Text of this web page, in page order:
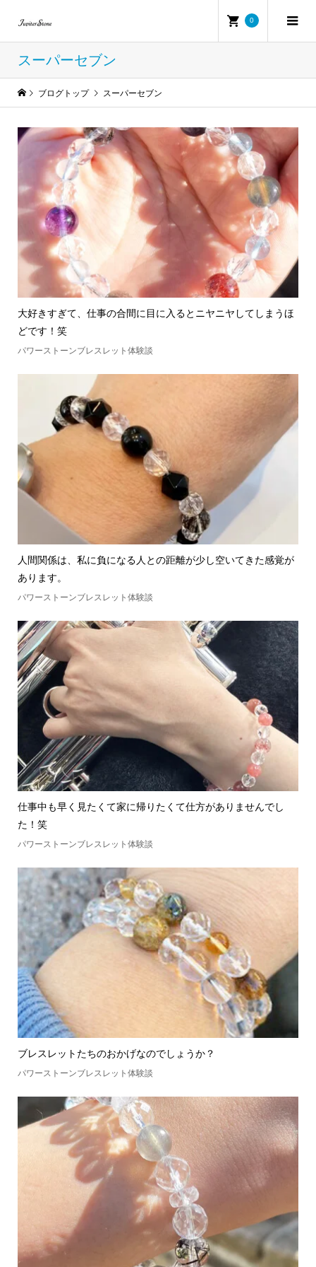
0
スーパーセブン
ブログトップ スーパーセブン
大好きすぎて、仕事の合間に目に入るとニヤニヤしてしまうほ
どです！笑
パワーストーンブレスレット体験談
人間関係は、私に負になる人との距離が少し空いてきた感覚が
あります。
パワーストーンブレスレット体験談
仕事中も早く見たくて家に帰りたくて仕方がありませんでし
た！笑
パワーストーンブレスレット体験談
ブレスレットたちのおかげなのでしょうか？
パワーストーンブレスレット体験談